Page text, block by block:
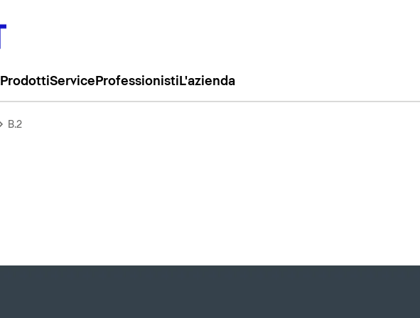
ProdottiService Professionisti L'azienda
B.2